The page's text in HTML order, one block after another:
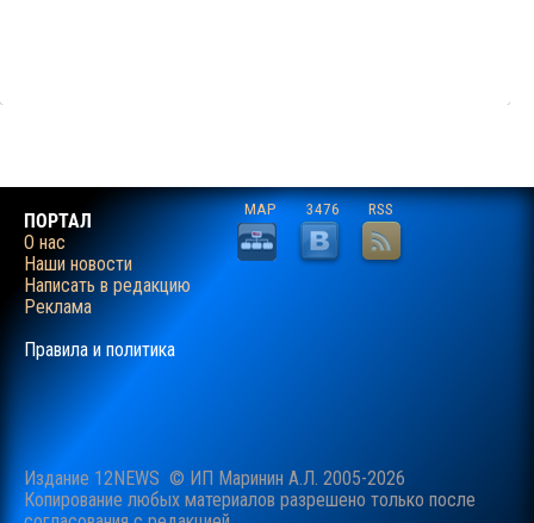
ПОРТАЛ
О нас
Наши новости
Написать в редакцию
Реклама
Правила и политика
MAP 3476 RSS
Издание 12NEWS © ИП Маринин А.Л. 2005-2026
Копирование любых материалов разрешено только после